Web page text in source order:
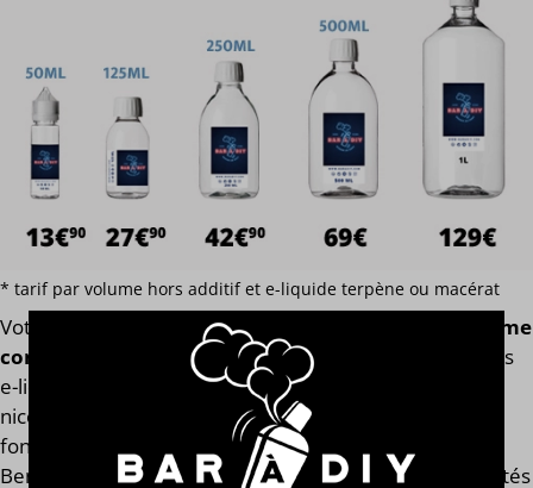
* tarif par volume hors additif et e-liquide terpène ou macérat
Votre e-liquide Glace Benny
avec l'arôme
concentré original de la marque Revolute®
. Finis les
e-liquides trop dilués après l'ajout des boosters de
nicotine ! Notre calculateur mesure votre e-liquide en
fonction de son volume global. Votre e-liquide Glace
Benny aura toujours le même goût et les mêmes qualités